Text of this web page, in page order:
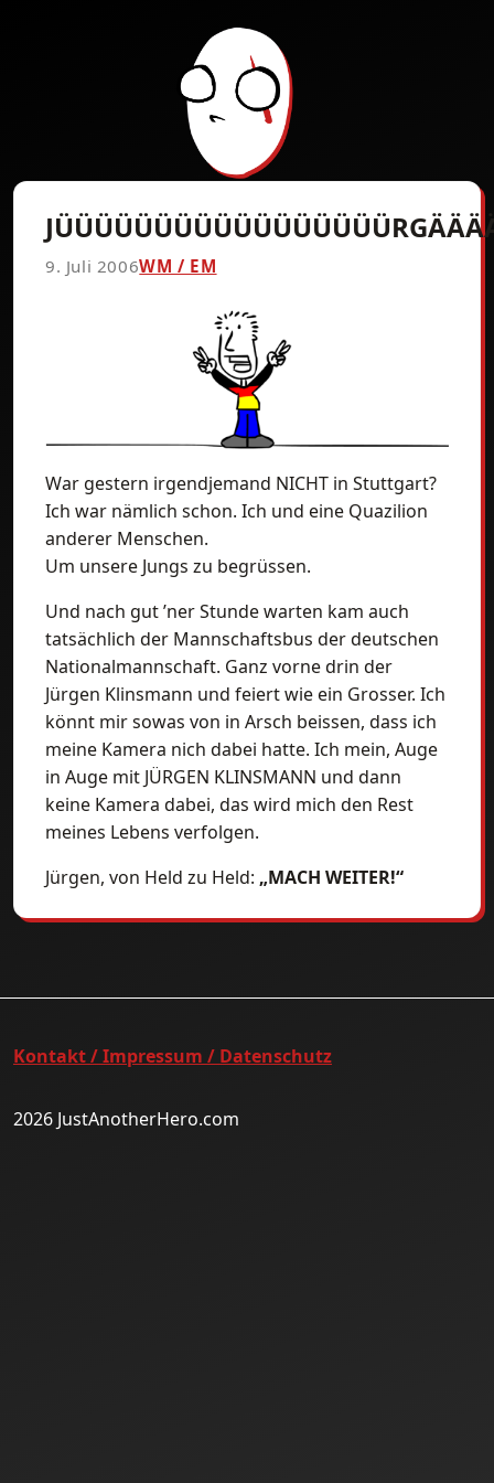
9. Juli 2006WM / EM
War gestern irgendjemand NICHT in Stuttgart?
Ich war nämlich schon. Ich und eine Quazilion
anderer Menschen.
Um unsere Jungs zu begrüssen.
Und nach gut ’ner Stunde warten kam auch
tatsächlich der Mannschaftsbus der deutschen
Nationalmannschaft. Ganz vorne drin der
Jürgen Klinsmann und feiert wie ein Grosser. Ich
könnt mir sowas von in Arsch beissen, dass ich
meine Kamera nich dabei hatte. Ich mein, Auge
in Auge mit JÜRGEN KLINSMANN und dann
keine Kamera dabei, das wird mich den Rest
meines Lebens verfolgen.
Jürgen, von Held zu Held: „MACH WEITER!“
Kontakt / Impressum / Datenschutz
2026 JustAnotherHero.com